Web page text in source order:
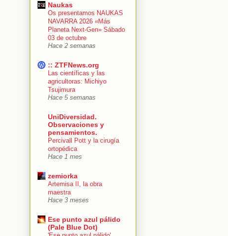
Naukas
Os presentamos NAUKAS
NAVARRA 2026 «Más
Planeta Next-Gen» Sábado
03 de octubre
Hace 2 semanas
:: ZTFNews.org
Las científicas y las
agricultoras: Michiyo
Tsujimura
Hace 5 semanas
UniDiversidad.
Observaciones y
pensamientos.
Percivall Pott y la cirugía
ortopédica
Hace 1 mes
zemiorka
Artemisa II, la obra
maestra
Hace 3 meses
Ese punto azul pálido
(Pale Blue Dot)